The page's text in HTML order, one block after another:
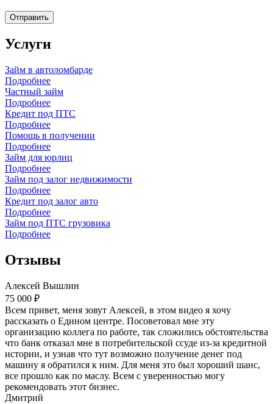
Отправить
Услуги
Займ в автоломбарде
Подробнее
Частный займ
Подробнее
Кредит под ПТС
Подробнее
Помощь в получении
Подробнее
Займ для юрлиц
Подробнее
Займ под залог недвижимости
Подробнее
Кредит под залог авто
Подробнее
Займ под ПТС грузовика
Подробнее
Отзывы
Алексей Вышлин
75 000 ₽
Всем привет, меня зовут Алексей, в этом видео я хочу
рассказать о Едином центре. Посоветовал мне эту
организацию коллега по работе, так сложились обстоятельства
что банк отказал мне в потребительской ссуде из-за кредитной
истории, и узнав что тут возможно получение денег под
машину я обратился к ним. Для меня это был хороший шанс,
все прошло как по маслу. Всем с уверенностью могу
рекомендовать этот бизнес.
Дмитрий